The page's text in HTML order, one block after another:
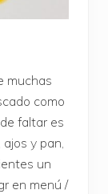
muchas
como
faltar es
y pan,
un
en menú /